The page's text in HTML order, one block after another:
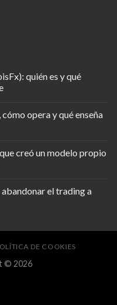
quién es y qué
opera y qué enseña
creó un modelo propio
abandonar el trading a
DE COOKIES
© 2026